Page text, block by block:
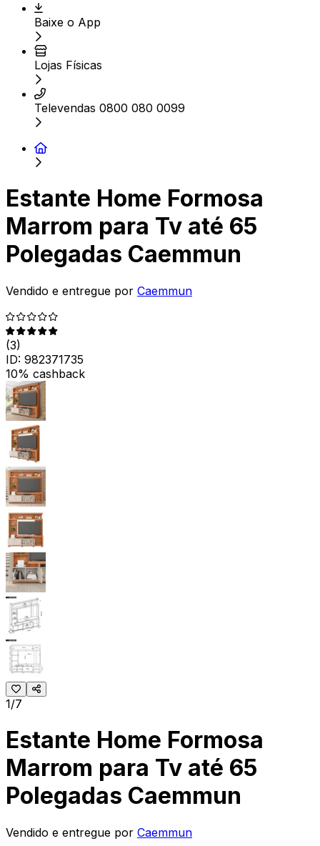
Baixe o App
Lojas Físicas
Televendas 0800 080 0099
Estante Home Formosa
Marrom para Tv até 65
Polegadas Caemmun
Vendido e entregue por Caemmun
(3)
ID: 982371735
10% cashback
1/7
Estante Home Formosa
Marrom para Tv até 65
Polegadas Caemmun
Vendido e entregue por Caemmun